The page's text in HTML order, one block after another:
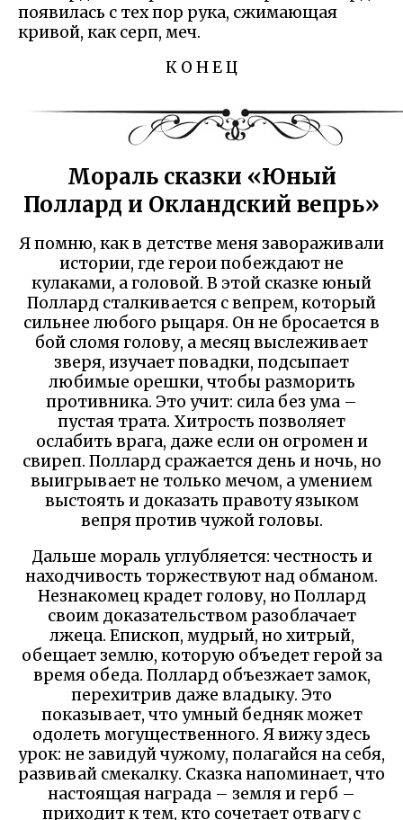
появилась с тех пор рука, сжимающая
кривой, как серп, меч.
К О Н Е Ц
Мораль сказки «Юный
Поллард и Окландский вепрь»
Я помню, как в детстве меня завораживали
истории, где герои побеждают не
кулаками, а головой. В этой сказке юный
Поллард сталкивается с вепрем, который
сильнее любого рыцаря. Он не бросается в
бой сломя голову, а месяц выслеживает
зверя, изучает повадки, подсыпает
любимые орешки, чтобы разморить
противника. Это учит: сила без ума –
пустая трата. Хитрость позволяет
ослабить врага, даже если он огромен и
свиреп. Поллард сражается день и ночь, но
выигрывает не только мечом, а умением
выстоять и доказать правоту языком
вепря против чужой головы.
Дальше мораль углубляется: честность и
находчивость торжествуют над обманом.
Незнакомец крадет голову, но Поллард
своим доказательством разоблачает
лжеца. Епископ, мудрый, но хитрый,
обещает землю, которую объедет герой за
время обеда. Поллард объезжает замок,
перехитрив даже владыку. Это
показывает, что умный бедняк может
одолеть могущественного. Я вижу здесь
урок: не завидуй чужому, полагайся на себя,
развивай смекалку. Сказка напоминает, что
настоящая награда – земля и герб –
приходит к тем, кто сочетает отвагу с